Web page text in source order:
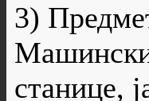
3)
станице,